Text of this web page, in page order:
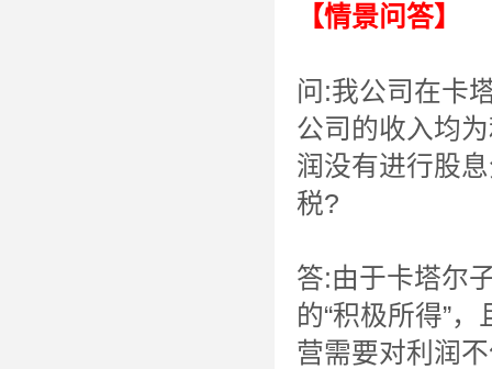
【情景问答】
问:我公司在卡
公司的收入均
润没有进行股
税?
答:由于卡塔尔
的“积极所得”
营需要对利润